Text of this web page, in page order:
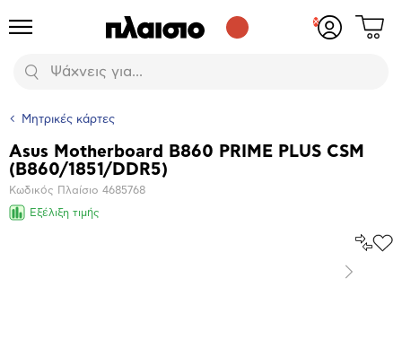
Προϊόντα
Αναζήτηση
Δες
Μητρικές κάρτες
Βασικά
χαρακτηριστικά
Asus Motherboard B860 PRIME PLUS CSM
(B860/1851/DDR5)
Κωδικός Πλαίσιο 4685768
Εξέλιξη τιμής
Επόμενο